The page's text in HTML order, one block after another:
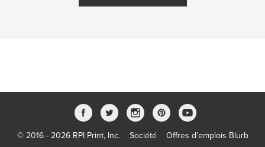
© 2016 - 2026 RPI Print, Inc. Société Offres d’emplois Blurb